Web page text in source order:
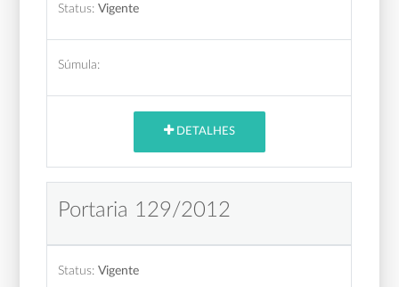
Status: Vigente
Súmula:
DETALHES
Portaria 129/2012
Status: Vigente